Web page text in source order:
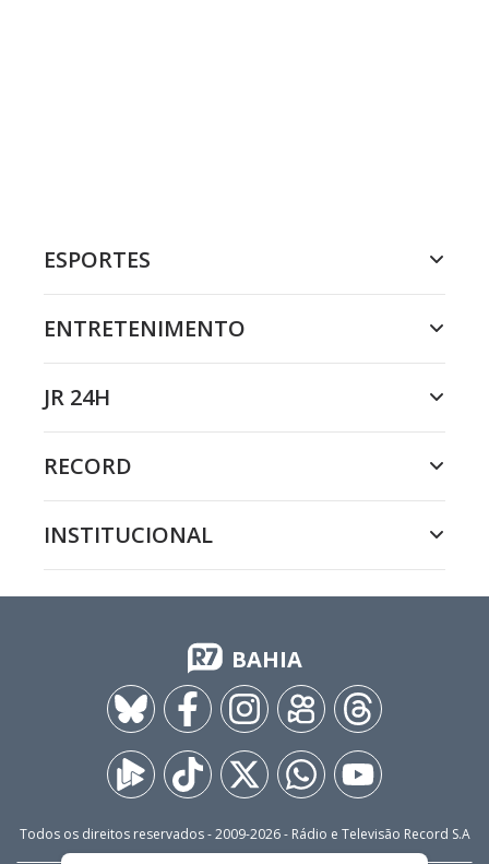
ESPORTES
ENTRETENIMENTO
JR 24H
RECORD
INSTITUCIONAL
BAHIA
Todos os direitos reservados - 2009-2026- Rádio e Televisão Record S.A